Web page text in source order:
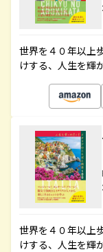
世界を４０年以上
けする、人生を輝
世界を４０年以上
けする、人生を輝